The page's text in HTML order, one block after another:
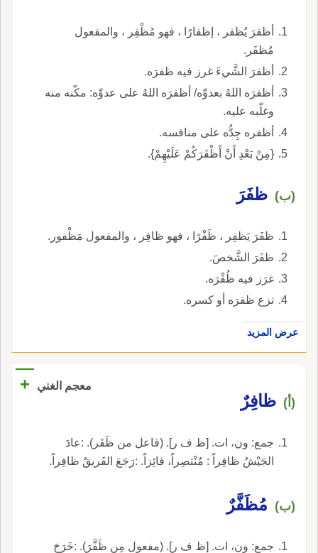
أظفرَ يُظفر ، إظفارًا ، فهو مُظْفِر ، والمفعول
مُظفَر.
أظفرَ الشَّيءَ غرز فيه ظفرَه.
أظفرَه اللهُ بعدوِّه/ أظفرَه اللهُ على عدوِّه: مكّنه منه
وغلّبه عليه.
أظفره جِدُّه على منافسه.
{مِنْ بَعْدِ أَنْ أَظْفَرَكُمْ عَلَيْهِمْ}.
(ب) ظفَرَ
ظفَرَ يَظفِر ، ظَفْرًا ، فهو ظافِر ، والمفعول مَظْفور.
ظفَرَ الشَّخصَ.
غرَز فيه ظُفْرَه.
نزع ظفرَه أو كسره.
عرض المزيد
معجم الغني +
(أ) ظافِرٌ
جمع: ون، ات. [ظ ف ر]. (فاعل من ظَفَر). :عادَ
الجَيْشُ ظافِراً : مُنْتصِراً، فائِزاً. :رَجَعَ الفَريقُ ظافِراً.
(ب) مُظَفَّرٌ
جمع: ون، ات. [ظ ف ر]. (مفعول مِن ظَفَّرَ). :خَرَجَ